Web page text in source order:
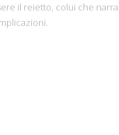
il reietto, colui che